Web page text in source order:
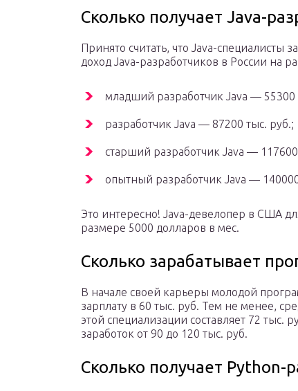
Сколько получает Java-
Принято считать, что Java-специалисты
доход Java-разработчиков в России на
младший разработчик Java — 55300
разработчик Java — 87200 тыс. руб.;
старший разработчик Java —
опытный разработчик Java —
Это интересно! Java-девелопер в США
размере 5000 долларов в мес.
Сколько зарабатывает
В начале своей карьеры молодой
зарплату в 60 тыс. руб. Тем не менее,
этой специализации составляет 72 тыс.
заработок от 90 до 120 тыс. руб.
Сколько получает Python-